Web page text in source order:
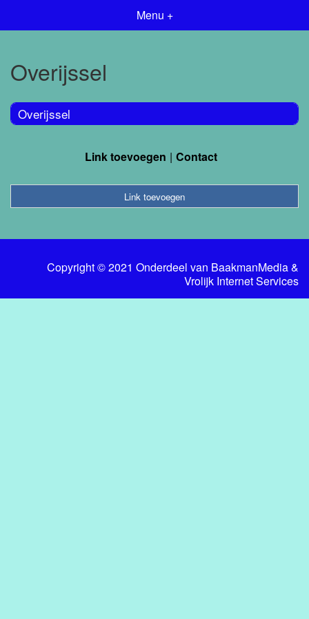
Menu +
Overijssel
Overijssel
Link toevoegen Contact
Link toevoegen
Copyright © 2021 Onderdeel van BaakmanMedia&
Vrolijk Internet Services